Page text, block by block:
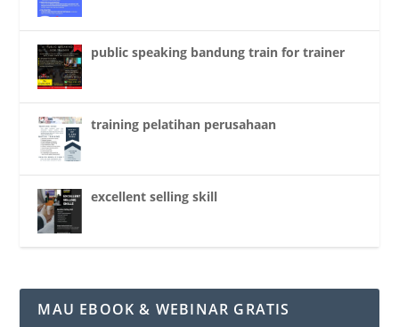
public speaking bandung train for trainer
training pelatihan perusahaan
excellent selling skill
MAU EBOOK & WEBINAR GRATIS